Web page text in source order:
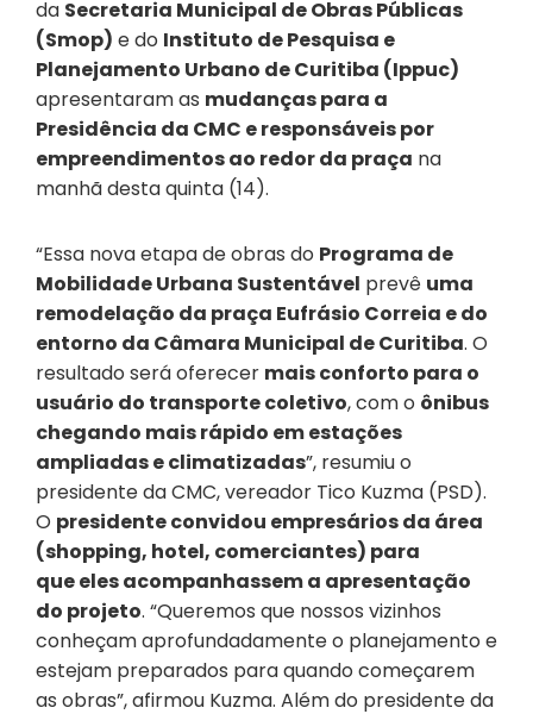
da Secretaria Municipal de ObrasPúblicas
(Smop) e do Instituto de Pesquisa e
Planejamento Urbano de Curitiba (Ippuc)
apresentaram as mudanças para a
Presidência da CMC eresponsáveis por
empreendimentosao redorda praça na
manhã desta quinta (14).
“Essa nova etapa de obras do Programa de
Mobilidade Urbana Sustentável prevê uma
remodelação da praça Eufrásio Correia edo
entorno da Câmara Municipal de Curitiba. O
resultado será oferecer mais conforto para o
usuário do transporte coletivo, com o ônibus
chegando mais rápido emestações
ampliadaseclimatizadas”, resumiu o
presidente da CMC, vereador Tico Kuzma (PSD).
O presidenteconvidou empresários da área
(shopping, hotel, comerciantes) para
queelesacompanhassem a apresentação
do projeto. “Queremos que nossos vizinhos
conheçam aprofundadamente o planejamento e
estejam preparados para quando começarem
as obras”, afirmou Kuzma. Além do presidente da